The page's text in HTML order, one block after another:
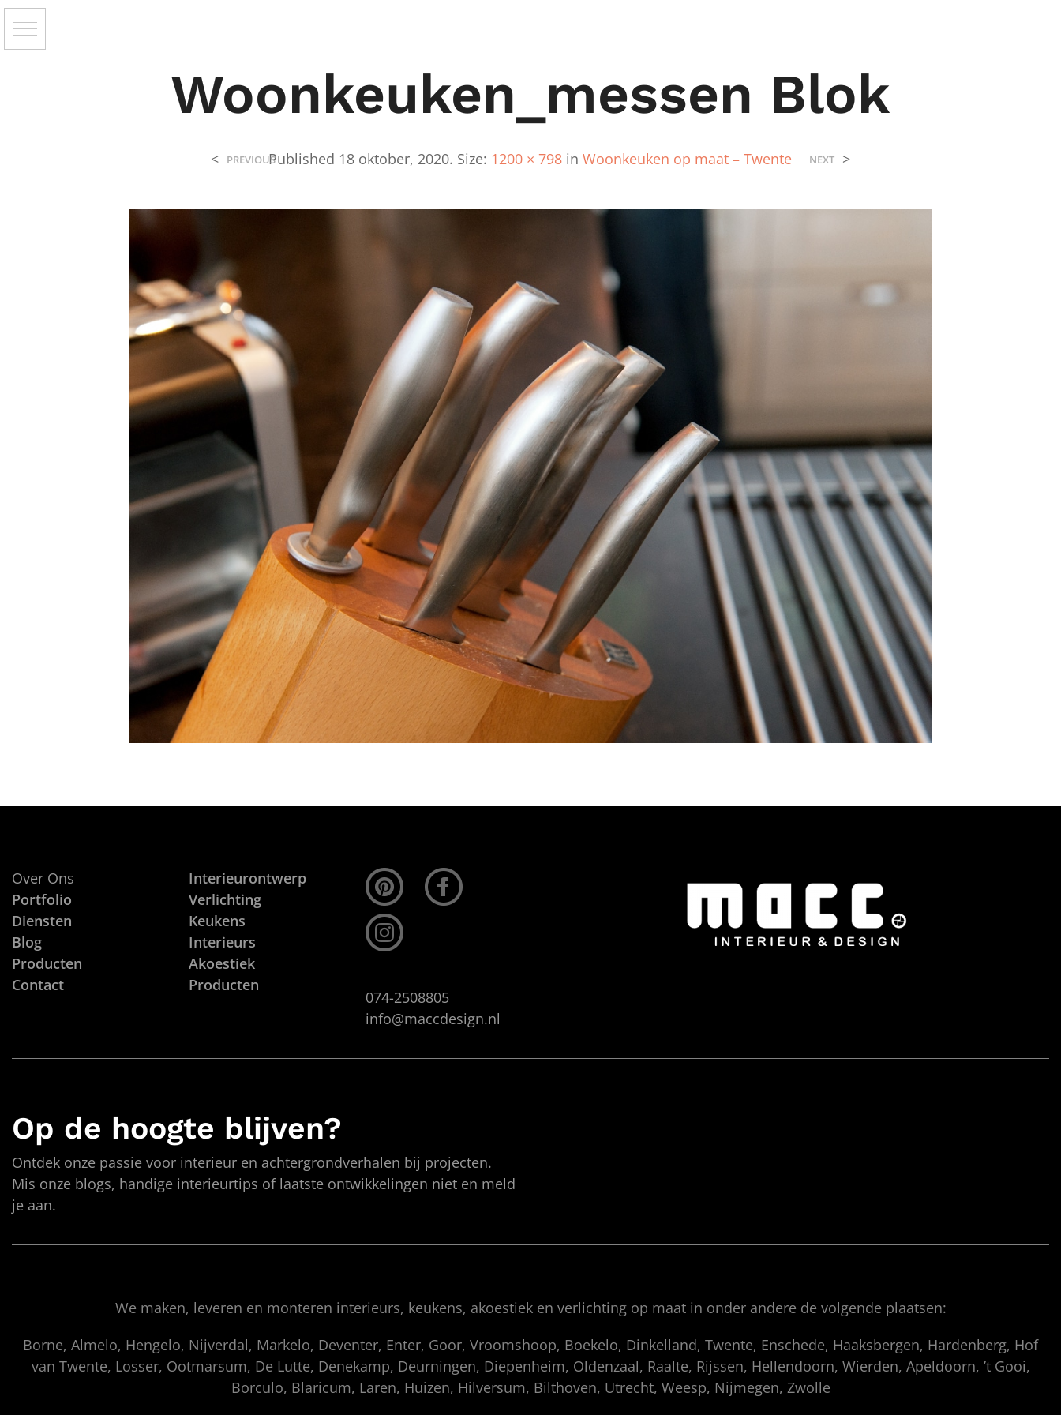
Woonkeuken_messen Blok
Published 18 oktober, 2020. Size: 1200 × 798 inWoonkeuken op maat – Twente
< PREVIOUS NEXT >
Over Ons
Portfolio
Diensten
Blog
Producten
Contact
Interieurontwerp
Verlichting
Keukens
Interieurs
Akoestiek
Producten
074-2508805
info@maccdesign.nl
Op de hoogte blijven?
Ontdek onze passie voor interieur en achtergrondverhalen bij projecten.
Mis onze blogs, handige interieurtips of laatste ontwikkelingen niet en meld
je aan.
We maken, leveren en monteren interieurs, keukens, akoestiek en verlichting op maat in onder andere de volgende plaatsen:
Borne, Almelo, Hengelo, Nijverdal, Markelo, Deventer, Enter, Goor, Vroomshoop, Boekelo, Dinkelland, Twente, Enschede, Haaksbergen, Hardenberg, Hof
van Twente, Losser, Ootmarsum, De Lutte, Denekamp, Deurningen, Diepenheim, Oldenzaal, Raalte, Rijssen, Hellendoorn, Wierden, Apeldoorn, ’t Gooi,
Borculo, Blaricum, Laren, Huizen, Hilversum, Bilthoven, Utrecht, Weesp, Nijmegen, Zwolle